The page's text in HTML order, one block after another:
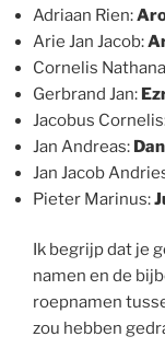
Adriaan Rien:
Arie Jan Jacob:
Cornelis
Gerbrand Jan:
Jacobus
Jan Andreas:
Jan Jacob
Pieter Marinus:
Ik begrijp dat je
namen en de
roepnamen
zou hebben